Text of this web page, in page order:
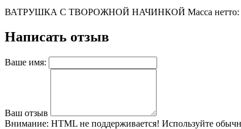
ВАТРУШКА С ТВОРОЖНОЙ НАЧИНКОЙ Масса нетто:
Написать отзыв
Ваше имя:
Ваш отзыв
Внимание: HTML не поддерживается! Используйте